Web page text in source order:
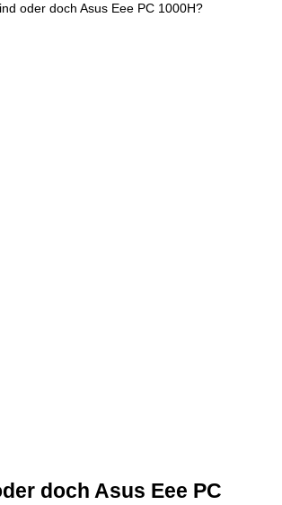
oder doch Asus Eee PC 1000H?
doch Asus Eee PC